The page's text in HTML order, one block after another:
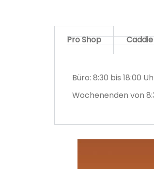
Pro Shop
Büro: 8:30 bis 18:00
Wochenenden von